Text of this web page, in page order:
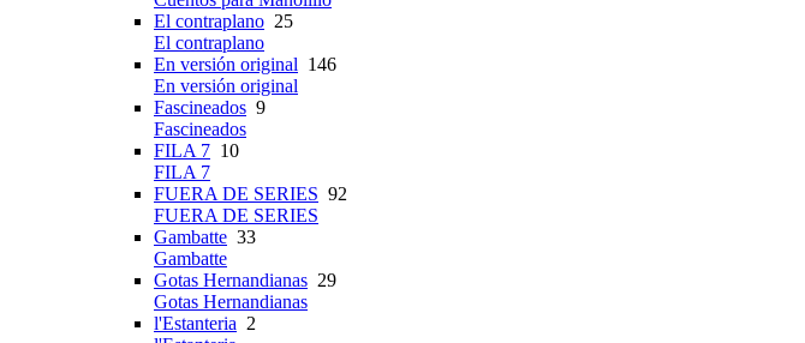
El contraplano 25
El contraplano
En versión original 146
En versión original
Fascineados 9
Fascineados
FILA 7 10
FILA 7
FUERA DE SERIES 92
FUERA DE SERIES
Gambatte 33
Gambatte
Gotas Hernandianas 29
Gotas Hernandianas
l'Estanteria 2